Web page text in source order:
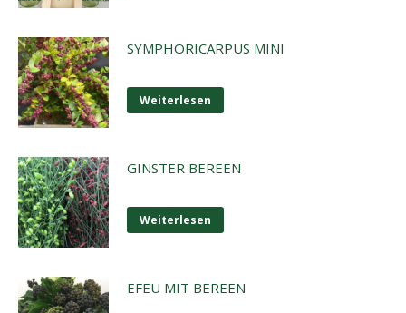
SYMPHORICARPUS MINI
Weiterlesen
GINSTER BEREEN
Weiterlesen
EFEU MIT BEREEN